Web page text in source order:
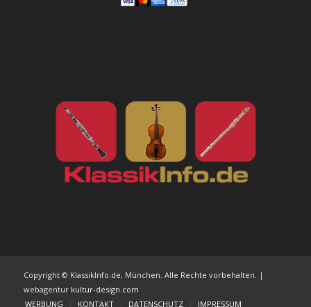
Copyright © KlassikInfo.de, München. Alle Rechte vorbehalten. |
webagentur kultur-design.com
WERBUNG
KONTAKT DATENSCHUTZ IMPRESSUM